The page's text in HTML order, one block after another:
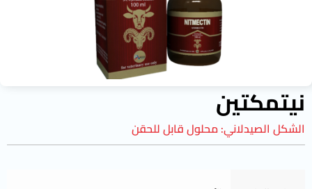
نيتمكتين
الشكل الصيدلاني:محلول قابل للحقن